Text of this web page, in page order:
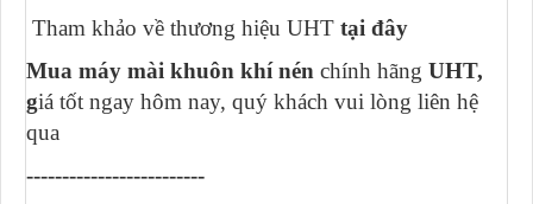
Tham khảo về thương hiệu UHT tại đây
Mua máy mài khuôn khí nén chính hãng UHT,
giá tốt ngay hôm nay, quý khách vui lòng liên hệ
qua
-------------------------